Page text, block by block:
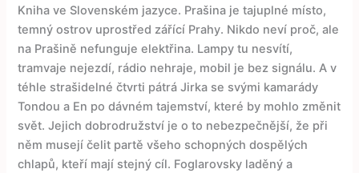
Kniha ve Slovenském jazyce. Prašina je tajuplné místo,
temný ostrov uprostřed zářící Prahy. Nikdo neví proč, ale
na Prašině nefunguje elektřina. Lampy tu nesvítí,
tramvaje nejezdí, rádio nehraje, mobil je bez signálu. A v
téhle strašidelné čtvrti pátrá Jirka se svými kamarády
Tondou a En po dávném tajemství, které by mohlo změnit
svět. Jejich dobrodružství je o to nebezpečnější, že při
něm musejí čelit partě všeho schopných dospělých
chlapů, kteří mají stejný cíl. Foglarovsky laděný a